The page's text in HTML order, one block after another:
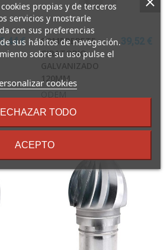
€
SOMBRERETE
GIRATORIO
GALVANIZADO
120MM
propias y de terceros
servicios y mostrarle
con sus preferencias
sus hábitos de navegación.
sobre su uso pulse el
cookies
TODO
ACEPTO